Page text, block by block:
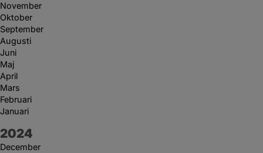
November
Oktober
September
Augusti
Juni
Maj
April
Mars
Februari
Januari
År:
2024
December